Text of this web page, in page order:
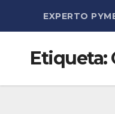
EXPERTO
Etiqueta: